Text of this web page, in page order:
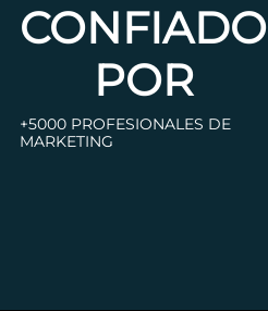
CONFIADO
POR
+5000 PROFESIONALES DE
MARKETING